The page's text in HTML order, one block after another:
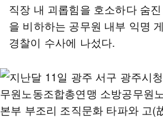
직장 내 괴롭힘을 호소하다 숨
을 비하하는 공무원 내부 익명
경찰이 수사에 나섰다.